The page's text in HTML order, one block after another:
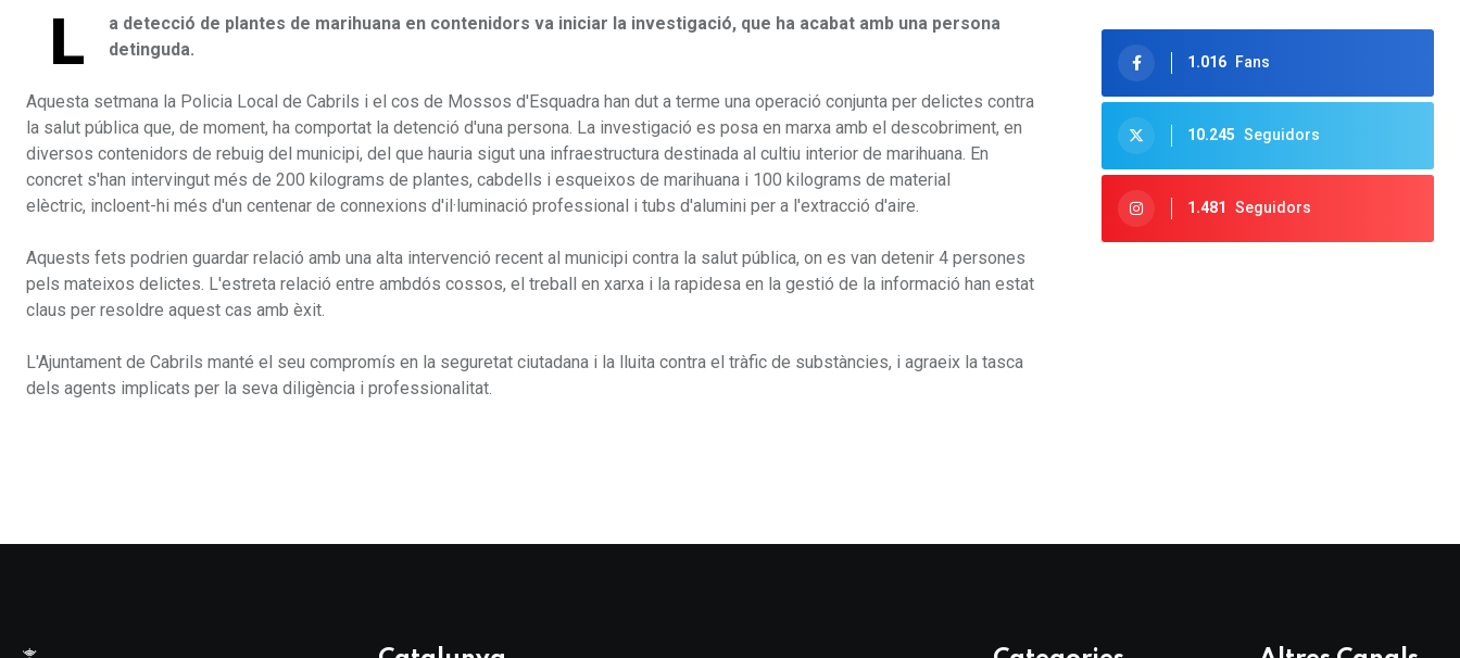
L
a detecció de plantes de marihuana en contenidors va iniciar la investigació, que ha acabat amb una persona
detinguda.
Aquesta setmana la Policia Local de Cabrils i el cos de Mossos d'Esquadra han dut a terme una operació conjunta per delictes contra
la salut pública que, de moment, ha comportat la detenció d'una persona. La investigació es posa en marxa amb el descobriment, en
diversos contenidors de rebuig del municipi, del que hauria sigut una infraestructura destinada al cultiu interior de marihuana. En
concret s'han intervingut més de 200 kilograms de plantes, cabdells i esqueixos de marihuana i 100 kilograms de material
elèctric, incloent-hi més d'un centenar de connexions d'il·luminació professional i tubs d'alumini per a l'extracció d'aire.
Aquests fets podrien guardar relació amb una alta intervenció recent al municipi contra la salut pública, on es van detenir 4 persones
pels mateixos delictes. L'estreta relació entre ambdós cossos, el treball en xarxa i la rapidesa en la gestió de la informació han estat
claus per resoldre aquest cas amb èxit.
L'Ajuntament de Cabrils manté el seu compromís en la seguretat ciutadana i la lluita contra el tràfic de substàncies, i agraeix la tasca
dels agents implicats per la seva diligència i professionalitat.
1.016 Fans
10.245 Seguidors
1.481 Seguidors